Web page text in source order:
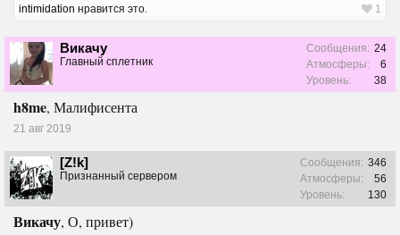
intimidation нравится это. 1
Викачу
Главный сплетник
Сообщения: 24
Атмосферы:
6
Уровень:
38
h8me, Малифисента
21 авг 2019
[Z!k]
Признанный сервером
Сообщения: 346
Атмосферы:
56
Уровень:
130
Викачу, О, привет)